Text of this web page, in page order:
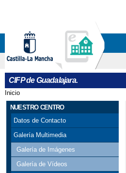
CIFP de Guadalajara.
Se encuentra usted
Inicio
NUESTRO CENTRO
Datos de Contacto
Galería Multimedia
Galería de Imágenes
Galería de Vídeos